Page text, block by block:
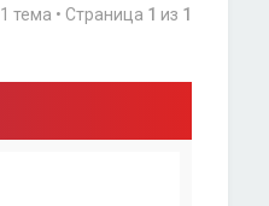
1 тема • Страница 1 из 1